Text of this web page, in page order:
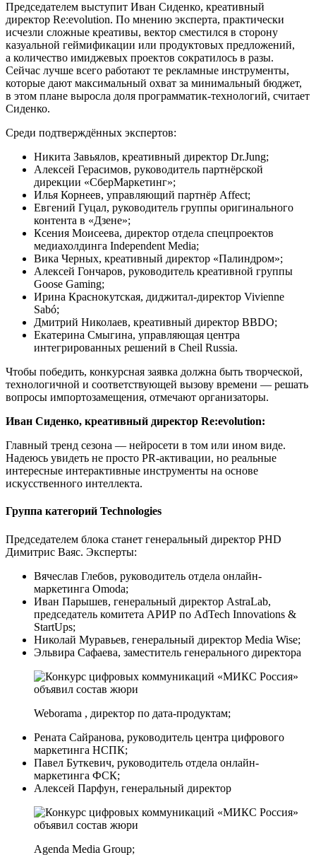
Председателем выступит Иван Сиденко, креативный
директор Re:evolution. По мнению эксперта, практически
исчезли сложные креативы, вектор сместился в сторону
казуальной геймификации или продуктовых предложений,
а количество имиджевых проектов сократилось в разы.
Сейчас лучше всего работают те рекламные инструменты,
которые дают максимальный охват за минимальный бюджет,
в этом плане выросла доля программатик-технологий, считает
Сиденко.
Среди подтверждённых экспертов:
Никита Завьялов, креативный директор Dr.Jung;
Алексей Герасимов, руководитель партнёрской
дирекции «СберМаркетинг»;
Илья Корнеев, управляющий партнёр Affect;
Евгений Гуцал, руководитель группы оригинального
контента в «Дзене»;
Ксения Моисеева, директор отдела спецпроектов
медиахолдинга Independent Media;
Вика Черных, креативный директор «Палиндром»;
Алексей Гончаров, руководитель креативной группы
Goose Gaming;
Ирина Краснокутская, диджитал-директор Vivienne
Sabó;
Дмитрий Николаев, креативный директор BBDO;
Екатерина Смыгина, управляющая центра
интегрированных решений в Cheil Russia.
Чтобы победить, конкурсная заявка должна быть творческой,
технологичной и соответствующей вызову времени — решать
вопросы импортозамещения, отмечают организаторы.
Иван Сиденко, креативный директор Re:evolution:
Главный тренд сезона — нейросети в том или ином виде.
Надеюсь увидеть не просто PR-активации, но реальные
интересные интерактивные инструменты на основе
искусственного интеллекта.
Группа категорий Technologies
Председателем блока станет генеральный директор PHD
Димитрис Ваяс. Эксперты:
Вячеслав Глебов, руководитель отдела онлайн-
маркетинга Omoda;
Иван Парышев, генеральный директор AstraLab,
председатель комитета АРИР по AdTech Innovations &
StartUps;
Николай Муравьев, генеральный директор Media Wise;
Эльвира Сафаева, заместитель генерального директора
Weborama , директор по дата-продуктам;
Рената Сайранова, руководитель центра цифрового
маркетинга НСПК;
Павел Буткевич, руководитель отдела онлайн-
маркетинга ФСК;
Алексей Парфун, генеральный директор
Agenda Media Group;